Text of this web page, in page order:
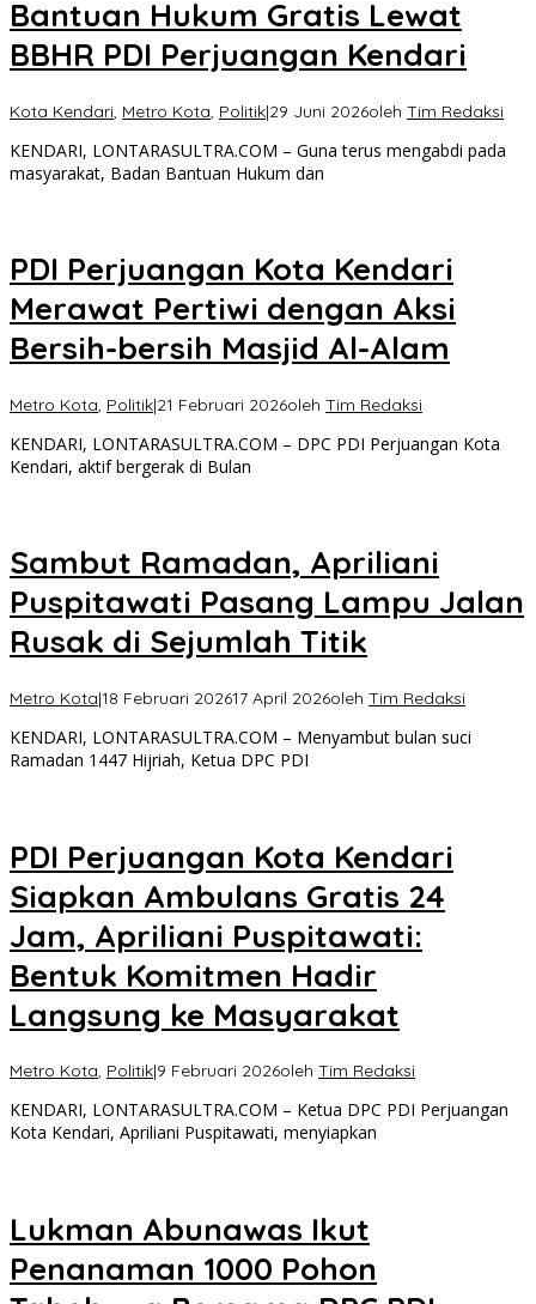
Bantuan Hukum Gratis Lewat
BBHR PDI Perjuangan Kendari
Kota Kendari, Metro Kota, Politik|29 Juni 2026oleh Tim Redaksi
KENDARI, LONTARASULTRA.COM – Guna terus mengabdi pada
masyarakat, Badan Bantuan Hukum dan
PDI Perjuangan Kota Kendari
Merawat Pertiwi dengan Aksi
Bersih-bersih Masjid Al-Alam
Metro Kota, Politik|21 Februari 2026oleh Tim Redaksi
KENDARI, LONTARASULTRA.COM – DPC PDI Perjuangan Kota
Kendari, aktif bergerak di Bulan
Sambut Ramadan, Apriliani
Puspitawati Pasang Lampu Jalan
Rusak di Sejumlah Titik
Metro Kota|18 Februari 202617 April 2026oleh Tim Redaksi
KENDARI, LONTARASULTRA.COM – Menyambut bulan suci
Ramadan 1447 Hijriah, Ketua DPC PDI
PDI Perjuangan Kota Kendari
Siapkan Ambulans Gratis 24
Jam, Apriliani Puspitawati:
Bentuk Komitmen Hadir
Langsung ke Masyarakat
Metro Kota, Politik|9 Februari 2026oleh Tim Redaksi
KENDARI, LONTARASULTRA.COM – Ketua DPC PDI Perjuangan
Kota Kendari, Apriliani Puspitawati, menyiapkan
Lukman Abunawas Ikut
Penanaman 1000 Pohon